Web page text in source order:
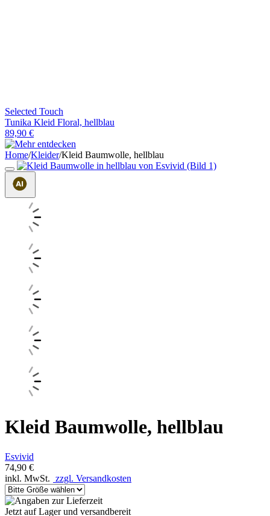
Selected Touch
Tunika Kleid Floral, hellblau
89,90 €
Home/Kleider/Kleid Baumwolle, hellblau
Kleid Baumwolle, hellblau
Esvivid
74,90 €
inkl. MwSt. zzgl. Versandkosten
Jetzt auf Lager und versandbereit